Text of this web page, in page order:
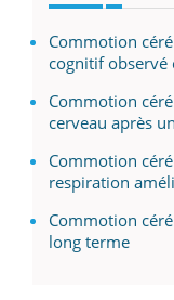
Commotion
cognitif observé
Commotion
cerveau après
Commotion
respiration
Commotion
long terme